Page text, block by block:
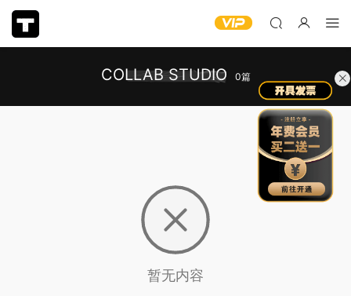
COLLAB STUDIO 0篇
暂无内容